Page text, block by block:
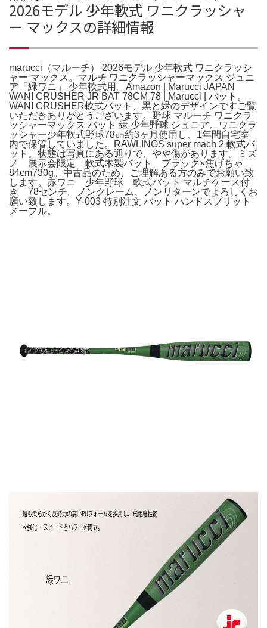
2026モデル 少年軟式 ワニクラッシャ
ー マックスの詳細情報
marucci（マルーチ） 2026モデル 少年軟式 ワニクラッシ
ャー マックス。マルチ ワニクラッシャーマックス ジュニ
ア「緑ワニ」 少年軟式用。Amazon | Marucci JAPAN
WANI CRUSHER JR BAT 78CM 78 | Marucci | バット。
WANI CRUSHER軟式バット、黒と緑のデザインですご覧
いただきありがとうございます。野球 マルーチ ワニクラ
ッシャーマックス バット 緑 少年野球 ジュニア。ワニクラ
ッシャー少年軟式野球78㎝約3ヶ月使用し、1年間自宅室
内で保管していました。RAWLINGS super mach 2 軟式バ
ット。状態は写真にある通りで、やや傷があります。ミズ
ノ 展示会限定 軟式木製バット ブラック×焦げちゃ
84cm730g。中古品のため、ご理解ある方のみでお願い致
します。赤ワニ 少年野球 軟式バット マルチケース付
き 78センチ。ノンクレーム、ノンリターンでよろしくお
願い致します。Y-003 特別注文 バット ハンドスプリット
メープル。